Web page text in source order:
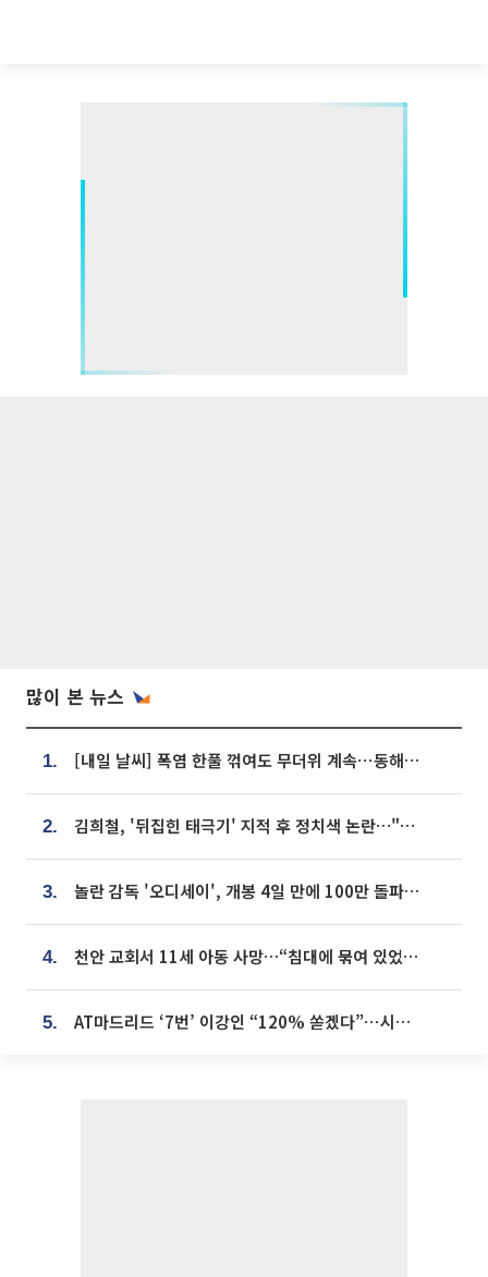
많이 본 뉴스
1. [내일 날씨] 폭염 한풀 꺾여도 무더위 계속⋯동해안 이틀 연속 비
2. 김희철, '뒤집힌 태극기' 지적 후 정치색 논란…"좌우 떠나 우리나라 국기"
3. 놀란 감독 '오디세이', 개봉 4일 만에 100만 돌파⋯'왕사남' 보다 빠르다
4. 천안 교회서 11세 아동 사망…“침대에 묶여 있었다” 진술 확보
5. AT마드리드 ‘7번’ 이강인 “120% 쏟겠다”⋯시메오네 감독 “필요한 선수”